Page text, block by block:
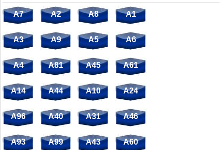
A7 A2 A8 A1
A3 A9 A5 A6
A4 A81 A45 A61
A14 A44 A10 A24
A96 A40 A31 A46
A93 A99 A43 A60